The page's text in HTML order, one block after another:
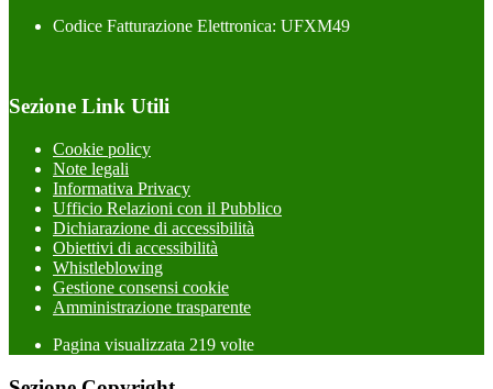
Codice Fatturazione Elettronica: UFXM49
Sezione Link Utili
Cookie policy
Note legali
Informativa Privacy
Ufficio Relazioni con il Pubblico
Dichiarazione di accessibilità
Obiettivi di accessibilità
Whistleblowing
Gestione consensi cookie
Amministrazione trasparente
Pagina visualizzata 219 volte